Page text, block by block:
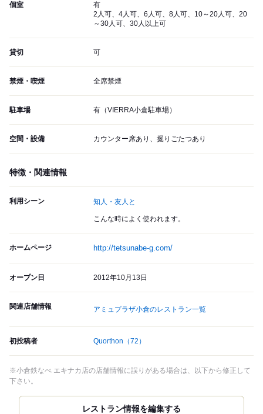
個室
有
2人可、4人可、6人可、8人可、10～20人可、20
～30人可、30人以上可
貸切 可
禁煙・喫煙 全席禁煙
駐車場 有（VIERRA小倉駐車場）
空間・設備 カウンター席あり、掘りごたつあり
特徴・関連情報
利用シーン 知人・友人と
こんな時によく使われます。
ホームページ http://tetsunabe-g.com/
オープン日 2012年10月13日
関連店舗情報 アミュプラザ小倉のレストラン一覧
初投稿者 Quorthon （72）
※小倉鉄なべ エキナカ店の店舗情報に誤りがある場合は、以下から修正して
下さい。